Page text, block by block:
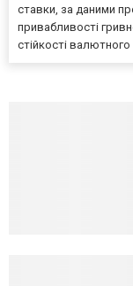
ставки, за даними
привабливості
стійкості валютного